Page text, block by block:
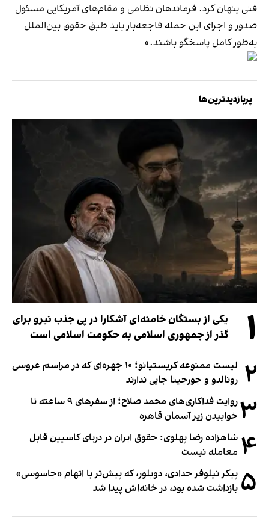
فنی پنهان کرد. فرماندهان نظامی و مقام‌های آمریکایی مسئول
صدور و اجرای این حمله فاجعه‌بار باید طبق حقوق بین‌الملل
به‌طور کامل پاسخگو باشند.»
پربازدیدترین‌ها
۱
یکی از بستگان خامنه‌ای آشکارا در پی جذب نیرو برای
گذر از جمهوری اسلامی به حکومت اسلامی است
۲
لیست ممنوعه کریستیانو؛ ۱۰ چهره‌ای که در مراسم عروسی
رونالدو و جورجینا جایی ندارند
۳
روایت فداکاری‌های محمد صلاح؛ از سفرهای ۹ ساعته تا
خوابیدن زیر آسمان قاهره
۴ شاهزاده رضا پهلوی: حقوق ایران در دریای کاسپین قابل
معامله نیست
۵ پیکر نیلوفر حدادی، دوبلور، که پیش‌تر با اتهام «جاسوسی»
بازداشت شده بود، در خانه‌اش پیدا شد